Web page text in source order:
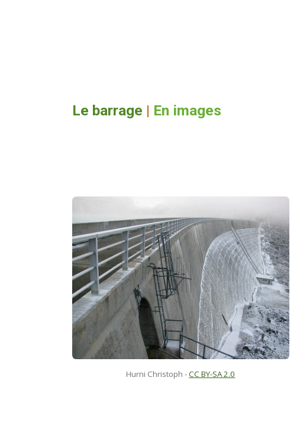
Le barrage | En images
Hurni Christoph -CC BY-SA 2.0